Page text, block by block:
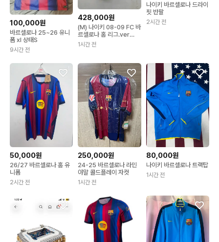
100,000원
바르셀로나 25~26 유니
폼 xl 상태S
9시간 전
428,000원
(M) 나이키 08-09 FC 바
르셀로나 홈 리그.ver
No.10 리오넬 메시
1시간 전
나이키 바르셀로나 드라이
핏 반팔
2시간 전
50,000원
26/27 바르셀로나 홈 유
니폼
2시간 전
250,000원
24-25 바르셀로나 라민
야말 콜드플레이 자컷
1시간 전
80,000원
나이키 바르셀로나 트랙탑
1시간 전